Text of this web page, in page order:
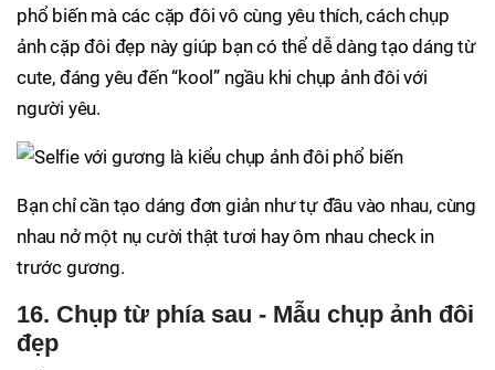
phổ biến mà các cặp đôi vô cùng yêu thích, cách chụp
ảnh cặp đôi đẹp này giúp bạn có thể dễ dàng tạo dáng từ
cute, đáng yêu đến “kool” ngầu khi chụp ảnh đôi với
người yêu.
Bạn chỉ cần tạo dáng đơn giản như tự đầu vào nhau, cùng
nhau nở một nụ cười thật tươi hay ôm nhau check in
trước gương.
16. Chụp từ phía sau - Mẫu chụp ảnh đôi
đẹp